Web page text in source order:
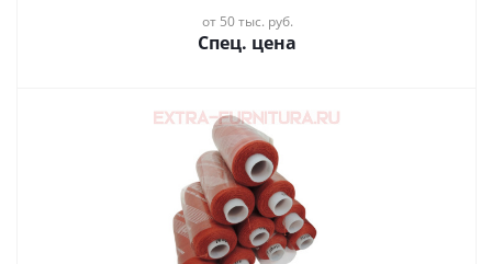
от 50 тыс. руб.
Спец. цена